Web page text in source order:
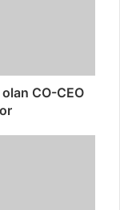
CO-CEO